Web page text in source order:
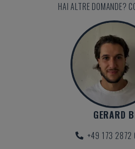
HAI ALTRE DOMANDE?
GERARD
+49 173 2872